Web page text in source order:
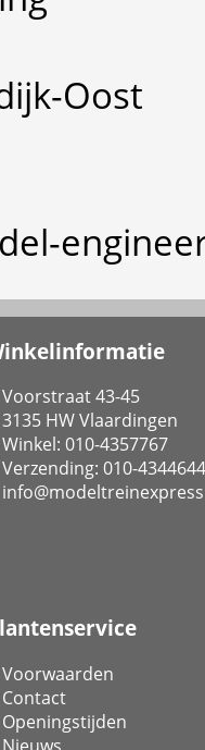
Oost
Voorstraat 43-45
3135 HW Vlaardingen
Winkel: 010-4357767
Verzending: 010-4344644
Voorwaarden
Contact
Openingstijden